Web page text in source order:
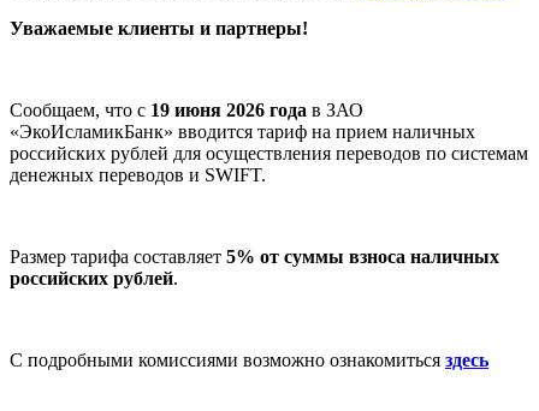
Уважаемые клиенты и партнеры!
Сообщаем, что с 19 июня 2026 года в ЗАО
«ЭкоИсламикБанк» вводится тариф на прием наличных
российских рублей для осуществления переводов по системам
денежных переводов и SWIFT.
Размер тарифа составляет 5% от суммы взноса наличных
российских рублей.
С подробными комиссиями возможно ознакомиться здесь